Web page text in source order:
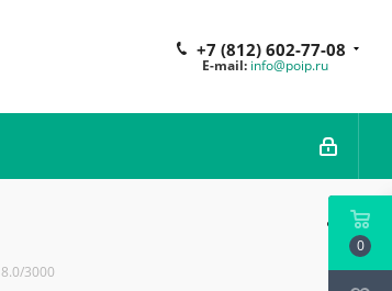
+7 (812) 602-77-08
E-mail: info@poip.ru
3000
0